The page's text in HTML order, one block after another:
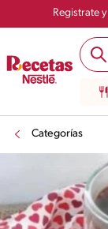
Registrate
Categorías